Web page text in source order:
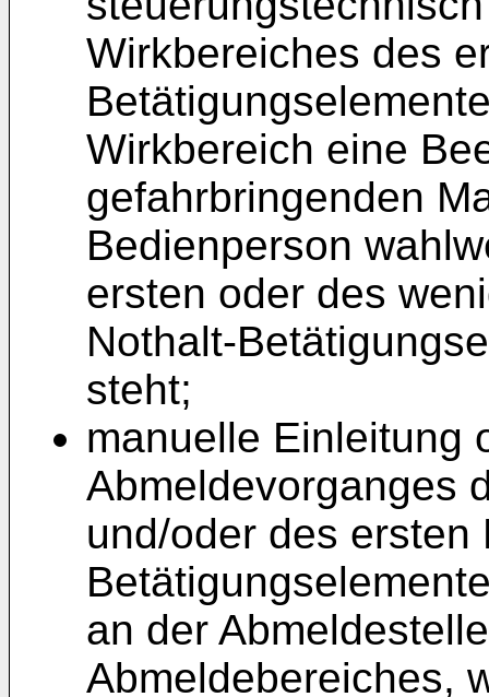
Wirkbereiches des
Wirkbereich eine
gefahrbringenden
Bedienperson
ersten oder des
Nothalt-
steht;
manuelle Einleitung
Abmeldevorganges
und/oder des ersten
an der
Abmeldebereiches,